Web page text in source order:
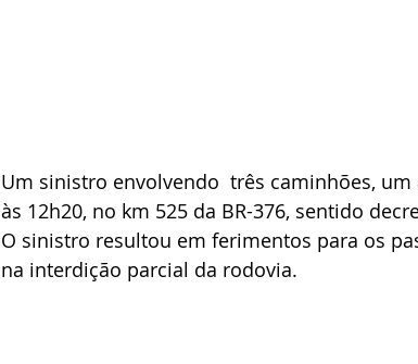
Um sinistro envolvendo  três caminhões,
às 12h20, no km 525 da BR-376, sentido
O sinistro resultou em ferimentos para os
na interdição parcial da rodovia.